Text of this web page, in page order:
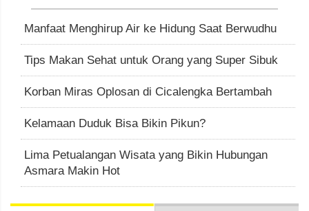
Manfaat Menghirup Air ke Hidung Saat Berwudhu
Tips Makan Sehat untuk Orang yang Super Sibuk
Korban Miras Oplosan di Cicalengka Bertambah
Kelamaan Duduk Bisa Bikin Pikun?
Lima Petualangan Wisata yang Bikin Hubungan
Asmara Makin Hot